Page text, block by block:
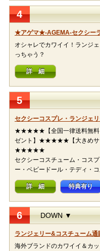
4
★アゲマ★-AGEMA-セクシー
オシャレでカワイイ！ランジ
っちゃう？
詳 細
5
セクシーコスプレ・ランジェ
★★★★★【全国一律送料無料
ゼント】★★★★★【大きめサ
セクシーコスチューム・コス
ー・ベビードール・テディ・
詳 細 特典有り
6 DOWN ▼
ランジェリー&コスチューム通
海外ブランドのカワイイ＆カ